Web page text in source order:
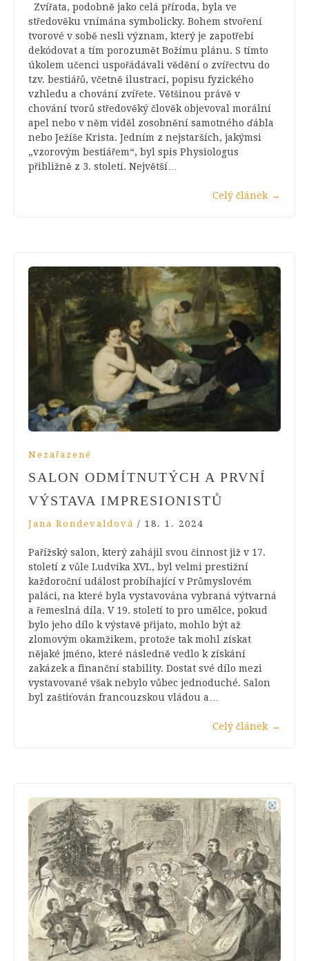
Zvířata, podobně jako celá příroda, byla ve
středověku vnímána symbolicky. Bohem stvoření
tvorové v sobě nesli význam, který je zapotřebí
dekódovat a tím porozumět Božímu plánu. S tímto
úkolem učenci uspořádávali vědění o zvířectvu do
tzv. bestiářů, včetně ilustrací, popisu fyzického
vzhledu a chování zvířete. Většinou právě v
chování tvorů středověký člověk objevoval morální
apel nebo v něm viděl zosobnění samotného ďábla
nebo Ježíše Krista. Jedním z nejstarších, jakýmsi
„vzorovým bestiářem“, byl spis Physiologus
přibližně z 3. století. Největší…
Celý článek →
Nezařazené
SALON ODMÍTNUTÝCH A PRVNÍ
VÝSTAVA IMPRESIONISTŮ
Jana Rondevaldová / 18. 1. 2024
Pařížský salon, který zahájil svou činnost již v 17.
století z vůle Ludvíka XVI., byl velmi prestižní
každoroční událost probíhající v Průmyslovém
paláci, na které byla vystavována vybraná výtvarná
a řemeslná díla. V 19. století to pro umělce, pokud
bylo jeho dílo k výstavě přijato, mohlo být až
zlomovým okamžikem, protože tak mohl získat
nějaké jméno, které následně vedlo k získání
zakázek a finanční stability. Dostat své dílo mezi
vystavované však nebylo vůbec jednoduché. Salon
byl zaštiťován francouzskou vládou a…
Celý článek →